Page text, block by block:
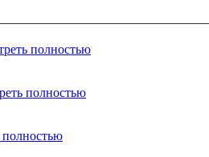
полностью
полностью